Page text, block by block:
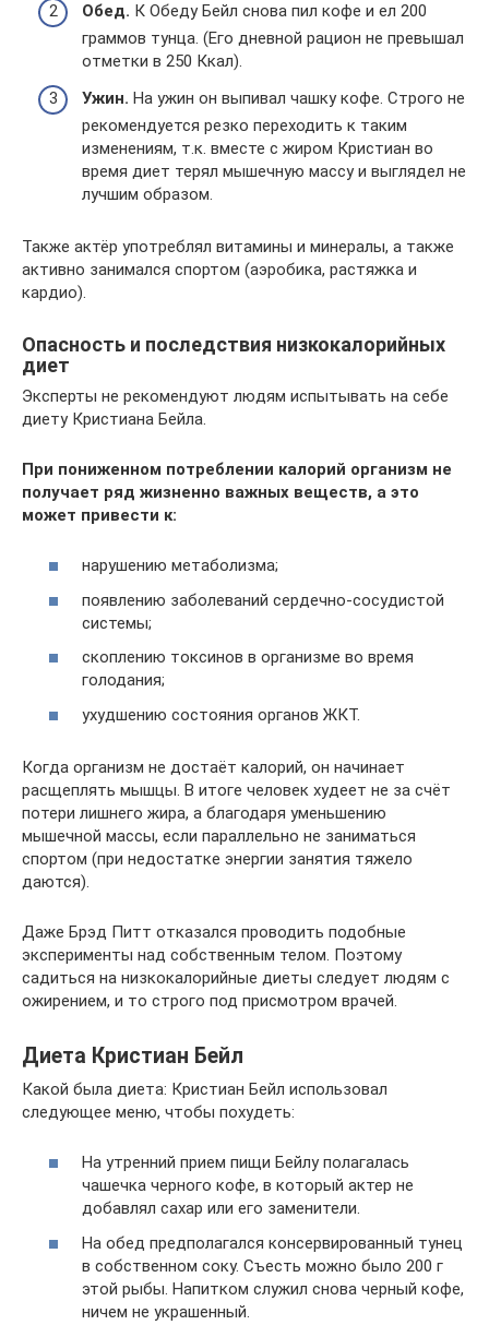
Обед. К Обеду Бейл снова пил кофе и ел 200
граммов тунца. (Его дневной рацион не превышал
отметки в 250 Ккал).
Ужин. На ужин он выпивал чашку кофе. Строго не
рекомендуется резко переходить к таким
изменениям, т.к. вместе с жиром Кристиан во
время диет терял мышечную массу и выглядел не
лучшим образом.
Также актёр употреблял витамины и минералы, а также
активно занимался спортом (аэробика, растяжка и
кардио).
Опасность и последствия низкокалорийных
диет
Эксперты не рекомендуют людям испытывать на себе
диету Кристиана Бейла.
При пониженном потреблении калорий организм не
получает ряд жизненно важных веществ, а это
может привести к:
нарушению метаболизма;
появлению заболеваний сердечно-сосудистой
системы;
скоплению токсинов в организме во время
голодания;
ухудшению состояния органов ЖКТ.
Когда организм не достаёт калорий, он начинает
расщеплять мышцы. В итоге человек худеет не за счёт
потери лишнего жира, а благодаря уменьшению
мышечной массы, если параллельно не заниматься
спортом (при недостатке энергии занятия тяжело
даются).
Даже Брэд Питт отказался проводить подобные
эксперименты над собственным телом. Поэтому
садиться на низкокалорийные диеты следует людям с
ожирением, и то строго под присмотром врачей.
Диета Кристиан Бейл
Какой была диета: Кристиан Бейл использовал
следующее меню, чтобы похудеть:
На утренний прием пищи Бейлу полагалась
чашечка черного кофе, в который актер не
добавлял сахар или его заменители.
На обед предполагался консервированный тунец
в собственном соку. Съесть можно было 200 г
этой рыбы. Напитком служил снова черный кофе,
ничем не украшенный.